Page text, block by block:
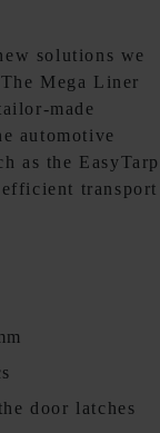
solutions we
Mega Liner
made
automotive
as the EasyTarp
transport
door latches